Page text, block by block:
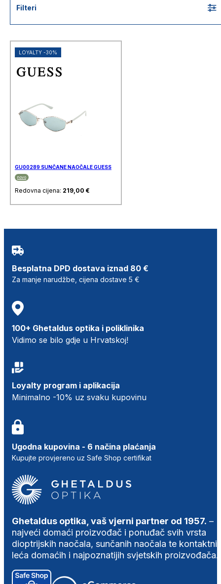
Filteri
LOYALTY -30%
GU00289 SUNČANE NAOČALE GUESS
novo
Redovna cijena: 219,00 €
Besplatna DPD dostava iznad 80 €
Za manje narudžbe, cijena dostave 5 €
100+ Ghetaldus optika i poliklinika
Vidimo se bilo gdje u Hrvatskoj!
Loyalty program i aplikacija
Minimalno -10% uz svaku kupovinu
Ugodna kupovina - 6 načina plaćanja
Kupujte provjereno uz Safe Shop certifikat
Ghetaldus optika, vaš vjerni partner od 1957. –
najveći domaći proizvođač i ponuđač svih vrsta
dioptrijskih naočala, sunčanih naočala te
leća domaćih i najpoznatijih svjetskih proizvođača.